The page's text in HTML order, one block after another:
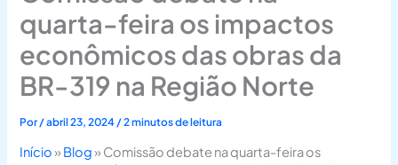
quarta-feira os impactos
econômicos das obras da
BR-319 na Região Norte
Por/abril 23, 2024 /2 minutos de leitura
Início» Blog» Comissão debate na quarta-feira os